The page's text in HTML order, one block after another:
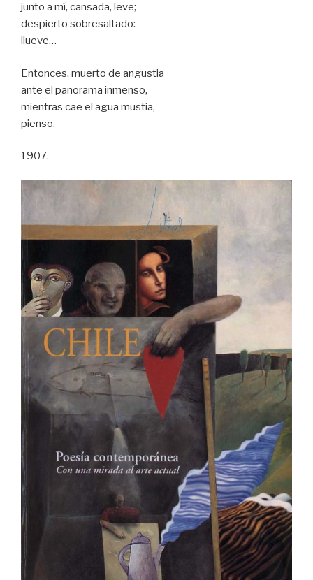
junto a mí, cansada, leve;
despierto sobresaltado:
llueve…
Entonces, muerto de angustia
ante el panorama inmenso,
mientras cae el agua mustia,
pienso.
1907.